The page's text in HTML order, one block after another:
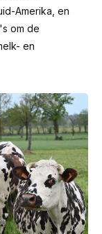
Amerika, en
om de
en